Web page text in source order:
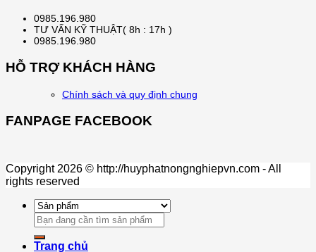
0985.196.980
TƯ VẤN KỸ THUẬT( 8h : 17h )
0985.196.980
HỖ TRỢ KHÁCH HÀNG
Chính sách và quy định chung
FANPAGE FACEBOOK
Copyright 2026 © http://huyphatnongnghiepvn.com - All
rights reserved
Search
for:
Trang chủ